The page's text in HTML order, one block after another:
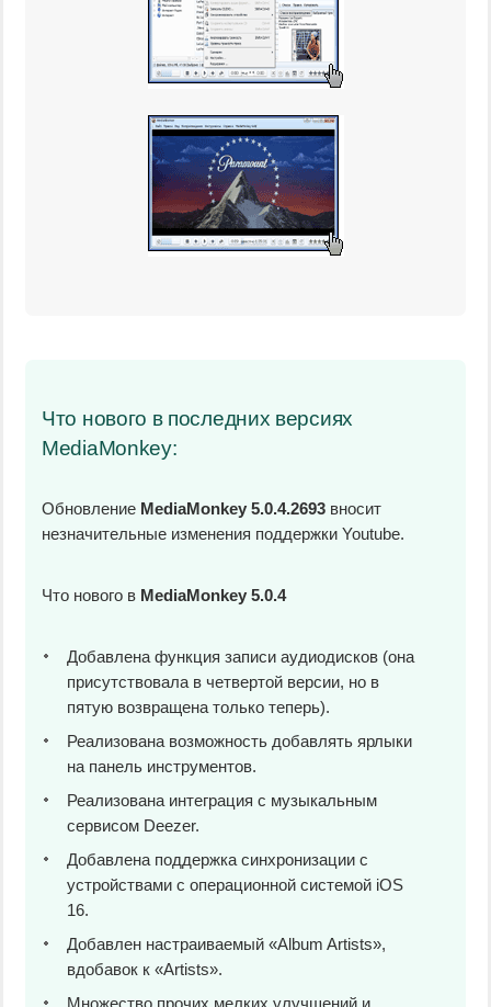
Что нового в последних версиях
MediaMonkey:
Обновление MediaMonkey 5.0.4.2693 вносит
незначительные изменения поддержки Youtube.
Что нового в MediaMonkey 5.0.4
Добавлена функция записи аудиодисков (она
присутствовала в четвертой версии, но в
пятую возвращена только теперь).
Реализована возможность добавлять ярлыки
на панель инструментов.
Реализована интеграция с музыкальным
сервисом Deezer.
Добавлена поддержка синхронизации с
устройствами с операционной системой iOS
16.
Добавлен настраиваемый «Album Artists»,
вдобавок к «Artists».
Множество прочих мелких улучшений и